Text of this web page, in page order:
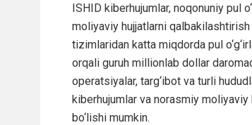
ISHID kiberhujumlar, noqonuniy pul
moliyaviy hujjatlarni
tizimlaridan katta miqdorda pul
orqali guruh millionlab dollar
operatsiyalar, targ‘ibot va turli
kiberhujumlar va norasmiy
bo‘lishi mumkin.